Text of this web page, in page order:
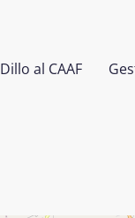
Dillo al CAAF